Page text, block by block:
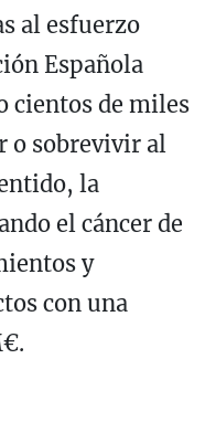
al esfuerzo
Española
cientos de miles
o sobrevivir al
la
el cáncer de
y
con una